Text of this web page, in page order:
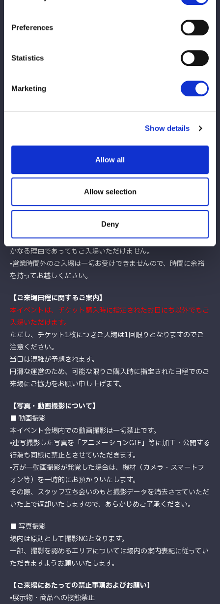
Preferences
Statistics
Marketing
Show details
Allow all
Allow selection
Deny
《Tam Nakano Archive -Eternal Dre
am-》特設ページはこちら
【イベント参加ルール、注意事項】
※ご来場されるお客様へのお願い 必ずご一読下さい※
観戦規約
■ 営業時間
11:00～15:00
•平日（4/27・4/28を除く）16:30～20:00
■ 注意事項
•日によって営業時間が異なります。ご来場の際は、あらかじめご
•最終入場は閉館10分前までとなります。それ以降の到着は、い
かなる理由であってもご入場いただけません。
•営業時間外のご入場は一切お受けできませんので、時間に余裕
を持ってお越しください。
【ご来場日程に関するご案内】
本イベントは、チケット購入時に指定されたお日にち以外でもご
入場いただけます。
ただし、チケット1枚につきご入場は1回限りとなりますのでご
注意ください。
当日は混雑が予想されます。
円滑な運営のため、可能な限りご購入時に指定された日程でのご
来場にご協力をお願い申し上げます。
【写真・動画撮影について】
■ 動画撮影
本イベント会場内での動画撮影は一切禁止です。
•連写撮影した写真を「アニメーションGIF」等に加工・公開する
行為も同様に禁止とさせていただきます。
•万が一動画撮影が発覚した場合は、機材（カメラ・スマートフ
ォン等）を一時的にお預かりいたします。
その際、スタッフ立ち会いのもと撮影データを消去させていただ
いた上で返却いたしますので、あらかじめご了承ください。
■ 写真撮影
場内は原則として撮影NGとなります。
一部、撮影を認めるエリアについては場内の案内表記に従ってい
ただきますようお願いいたします。
【ご来場にあたっての禁止事項およびお願い】
•展示物・商品への接触禁止